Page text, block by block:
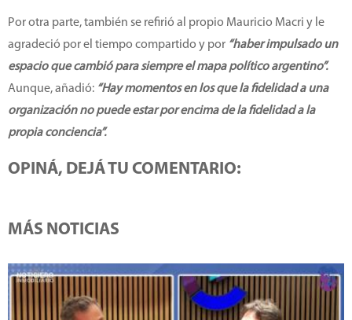
Por otra parte, también se refirió al propio Mauricio Macri y le
agradeció por el tiempo compartido y por “haber impulsado un
espacio que cambió para siempre el mapa político argentino”.
Aunque, añadió: “Hay momentos en los que la fidelidad a una
organización no puede estar por encima de la fidelidad a la
propia conciencia”.
OPINÁ, DEJÁ TU COMENTARIO:
MÁS NOTICIAS